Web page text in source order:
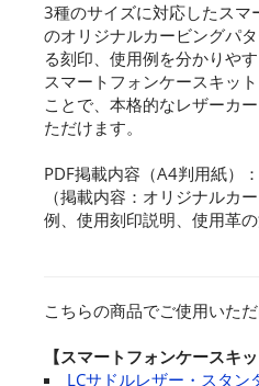
3種のサイズに対応したスマ
のオリジナルカービングパ
る刻印、使用例を分かりや
スマートフォンケースキッ
ことで、本格的なレザーカ
ただけます。
PDF掲載内容（A4判用紙）
（掲載内容：オリジナルカ
例、使用刻印説明、使用革の
こちらの商品でご使用いただ
【スマートフォンケースキッ
LCサドルレザー・スタン